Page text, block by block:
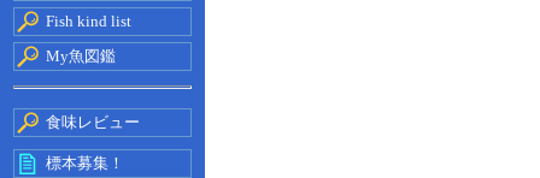
Fish kind list
My魚図鑑
食味レビュー
標本募集！